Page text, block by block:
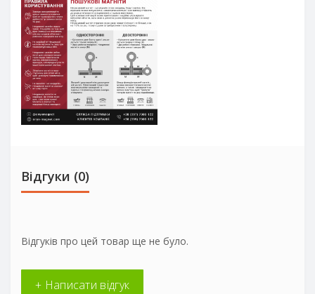
Відгуки (0)
Відгуків про цей товар ще не було.
+ Написати відгук